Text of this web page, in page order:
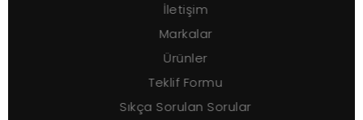
İletişim
Markalar
Ürünler
Teklif Formu
Sıkça Sorulan Sorular